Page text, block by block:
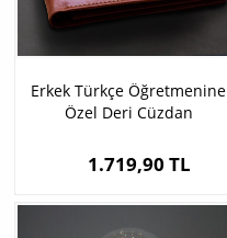
Erkek Türkçe Öğretmenine
Özel Deri Cüzdan
1.719,90 TL